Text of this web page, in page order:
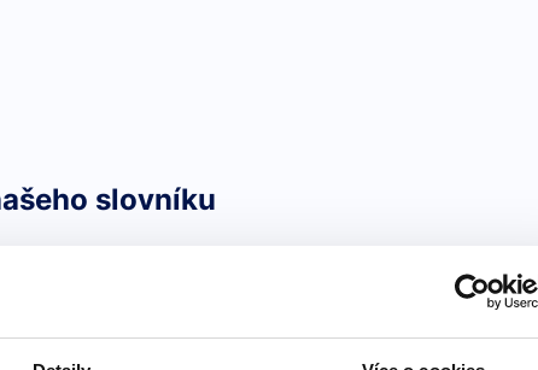
slovníku
Angličtina B1 je úroveň angličtiny, která je